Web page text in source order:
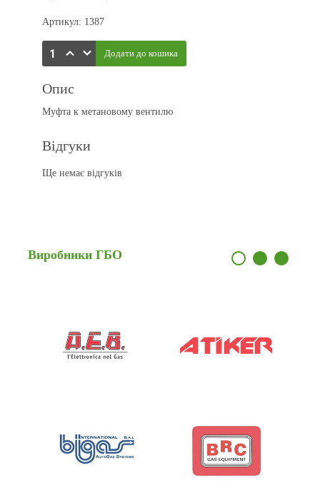
Артикул: 1387
Опис
Муфта к метановому вентилю
Відгуки
Ще немає відгуків
Виробники ГБО